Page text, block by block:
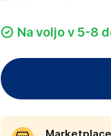
Na voljo v 5-8